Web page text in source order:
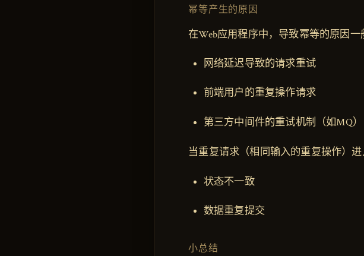
幂等产生的原因
在Web应用程序中，导致幂等的原因一
网络延迟导致的请求重试
前端用户的重复操作请求
第三方中间件的重试机制（如MQ）
当重复请求（相同输入的重复操作）
状态不一致
数据重复提交
小总结